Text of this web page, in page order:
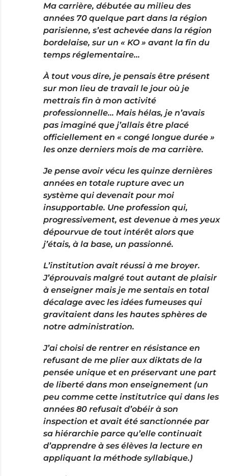
Ma carrière, débutée au milieu des
années 70 quelque part dans la région
parisienne, s’est achevée dans la région
bordelaise, sur un « KO » avant la fin du
temps réglementaire…
À tout vous dire, je pensais être présent
sur mon lieu de travail le jour où je
mettrais fin à mon activité
professionnelle… Mais hélas, je n’avais
pas imaginé que j’allais être placé
officiellement en « congé longue durée »
les onze derniers mois de ma carrière.
Je pense avoir vécu les quinze dernières
années en totale rupture avec un
système qui devenait pour moi
insupportable. Une profession qui,
progressivement, est devenue à mes yeux
dépourvue de tout intérêt alors que
j’étais, à la base, un passionné.
L’institution avait réussi à me broyer.
J’éprouvais malgré tout autant de plaisir
à enseigner mais je me sentais en total
décalage avec les idées fumeuses qui
gravitaient dans les hautes sphères de
notre administration.
J’ai choisi de rentrer en résistance en
refusant de me plier aux diktats de la
pensée unique et en préservant une part
de liberté dans mon enseignement (un
peu comme cette institutrice qui dans les
années 80 refusait d’obéir à son
inspection et avait été sanctionnée par
sa hiérarchie parce qu’elle continuait
d’apprendre à ses élèves la lecture en
appliquant la méthode syllabique.)